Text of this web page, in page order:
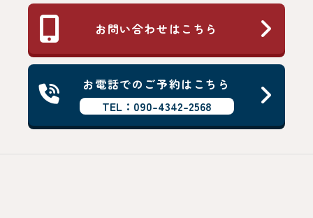
お問い合わせはこちら
お電話でのご予約はこちら
TEL：090-4342-2568